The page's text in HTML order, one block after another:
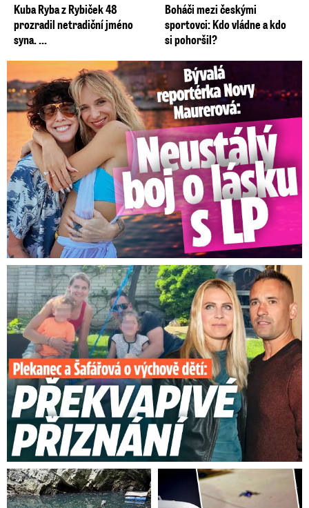
Kuba Ryba z Rybiček 48
prozradil netradiční jméno
syna. ...
Boháči mezi českými
sportovci: Kdo vládne a kdo
si pohoršil?
Bývalá reportérka Novy Maurerová: Neustálý boj o lásku s ...
Plekanec a Šafářová o výchově dětí: Překvapivé přiznání